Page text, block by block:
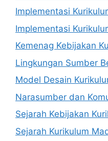
Implementasi
Implementasi
Kemenag Kebijakan
Lingkungan Sumber
Model Desain
Narasumber dan
Sejarah Kebijakan
Sejarah Kurikulum